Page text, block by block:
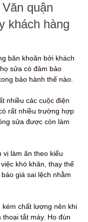
quận
khách hàng
băn khoăn bởi khách
sửa có đảm bảo
bảo hành thế nào.
nhiều các cuộc điện
rất nhiều trường hợp
sửa được còn làm
vị làm ăn theo kiểu
khó khăn, thay thế
giá sai lệch nhằm
chất lượng nên khi
tắt máy. Họ đùn